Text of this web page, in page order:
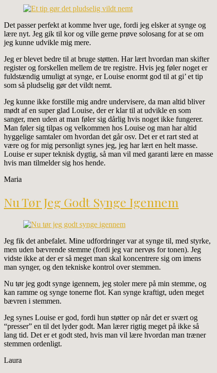
Det passer perfekt at komme hver uge, fordi jeg elsker at synge og
lære nyt. Jeg gik til kor og ville gerne prøve solosang for at se om
jeg kunne udvikle mig mere.
Jeg er blevet bedre til at bruge støtten. Har lært hvordan man skifter
register og forskellen mellem de tre registre. Hvis jeg føler noget er
fuldstændig umuligt at synge, er Louise enormt god til at gi’ et tip
som så pludselig gør det vildt nemt.
Jeg kunne ikke forstille mig andre undervisere, da man altid bliver
mødt af en super glad Louise, der er klar til at udvikle en som
sanger, men uden at man føler sig dårlig hvis noget ikke fungerer.
Man føler sig tilpas og velkommen hos Louise og man har altid
hyggelige samtaler om hvordan det går osv. Det er et rart sted at
være og for mig personligt synes jeg, jeg har lært en helt masse.
Louise er super teknisk dygtig, så man vil med garanti lære en masse
hvis man tilmelder sig hos hende.
Maria
Nu Tør Jeg Godt Synge Igennem
Jeg fik det anbefalet. Mine udfordringer var at synge til, med styrke,
men uden bævrende stemme (fordi jeg var nervøs for tonen). Jeg
vidste ikke at der er så meget man skal koncentrere sig om imens
man synger, og den tekniske kontrol over stemmen.
Nu tør jeg godt synge igennem, jeg stoler mere på min stemme, og
kan ramme og synge tonerne flot. Kan synge kraftigt, uden meget
bævren i stemmen.
Jeg synes Louise er god, fordi hun støtter op når det er svært og
“presser” en til det lyder godt. Man lærer rigtig meget på ikke så
lang tid. Det er et godt sted, hvis man vil lære hvordan man træner
stemmen ordenligt.
Laura